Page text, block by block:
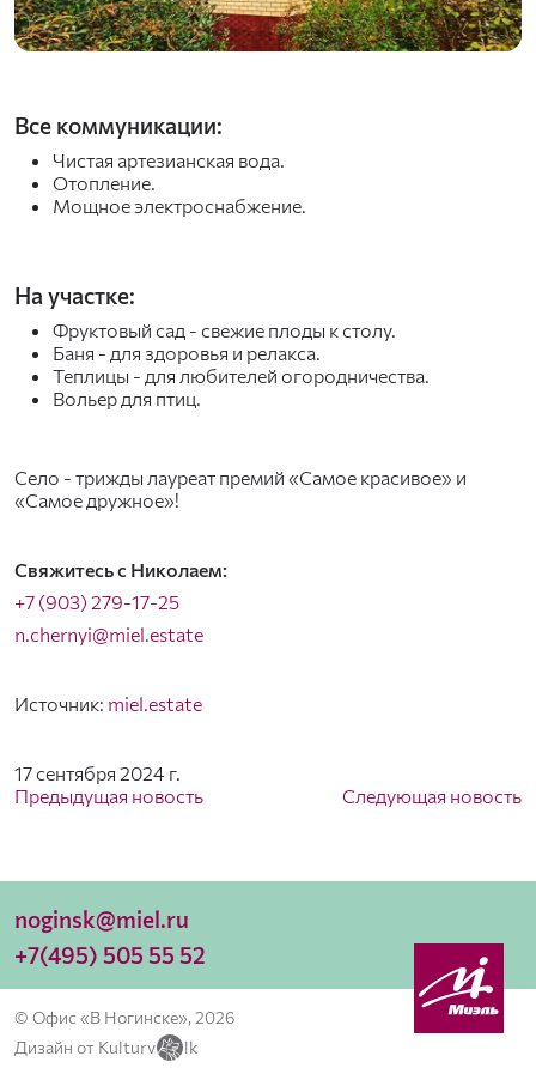
Все коммуникации:
Чистая артезианская вода.
Отопление.
Мощное электроснабжение.
На участке:
Фруктовый сад - свежие плоды к столу.
Баня - для здоровья и релакса.
Теплицы - для любителей огородничества.
Вольер для птиц.
Село - трижды лауреат премий «Самое красивое» и
«Самое дружное»!
Свяжитесь с Николаем:
+7 (903) 279-17-25
n.chernyi@miel.estate
Источник: miel.estate
17 сентября 2024 г.
Предыдущая новость
Следующая новость
noginsk@miel.ru
+7(495) 505 55 52
© Офис «В Ногинске», 2026
Дизайн от Kulturv
lk